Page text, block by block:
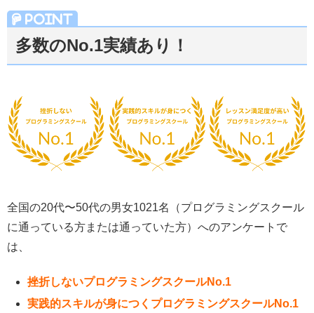
多数のNo.1実績あり！
全国の20代〜50代の男女1021名（プログラミングスクール
に通っている方または通っていた方）へのアンケートで
は、
挫折しないプログラミングスクールNo.1
実践的スキルが身につくプログラミングスクールNo.1